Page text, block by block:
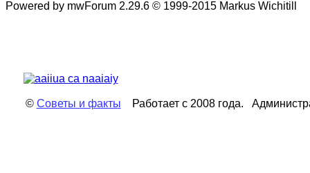
Powered by mwForum 2.29.6 © 1999-2015 Markus Wichitill
© Советы и факты Работает с 2008 года.